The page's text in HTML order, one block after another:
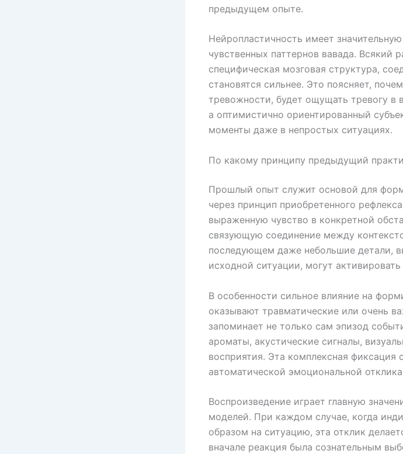
предыдущем опыте.
Нейропластичность имеет
чувственных паттернов вавада. Всякий
специфическая мозговая структура,
становятся сильнее. Это поясняет,
тревожности, будет ощущать тревогу в
а оптимистично ориентированный
моменты даже в непростых ситуациях.
По какому принципу предыдущий
Прошлый опыт служит основой для
через принцип приобретенного
выраженную чувство в конкретной
связующую соединение между
последующем даже небольшие детали,
исходной ситуации, могут
В особенности сильное влияние на
оказывают травматические или очень
запоминает не только сам эпизод
ароматы, акустические сигналы,
восприятия. Эта комплексная фиксация
автоматической эмоциональной
Воспроизведение играет главную
моделей. При каждом случае, когда
образом на ситуацию, эта отклик
вначале реакция была сознательным